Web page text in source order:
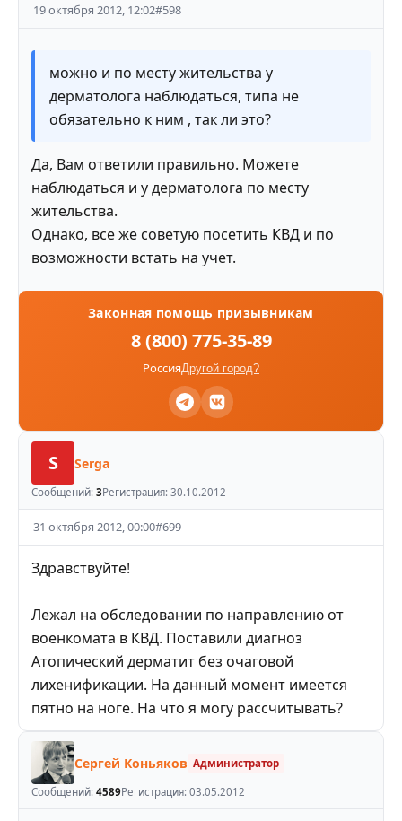
19 октября 2012, 12:02#598
можно и по месту жительства у
дерматолога наблюдаться, типа не
обязательно к ним , так ли это?
Да, Вам ответили правильно. Можете
наблюдаться и у дерматолога по месту
жительства.
Однако, все же советую посетить КВД и по
возможности встать на учет.
Законная помощь призывникам
8 (800) 775-35-89
РоссияДругой город?
S Serga
Сообщений: 3Регистрация: 30.10.2012
31 октября 2012, 00:00#699
Здравствуйте!
Лежал на обследовании по направлению от
военкомата в КВД. Поставили диагноз
Атопический дерматит без очаговой
лихенификации. На данный момент имеется
пятно на ноге. На что я могу рассчитывать?
Сергей Коньяков Администратор
Сообщений: 4589Регистрация: 03.05.2012